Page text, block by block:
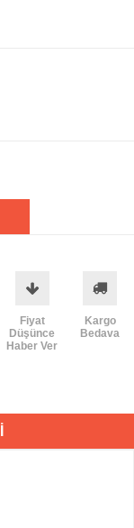
Fiyat
Düşünce
Haber Ver
Kargo
Bedava